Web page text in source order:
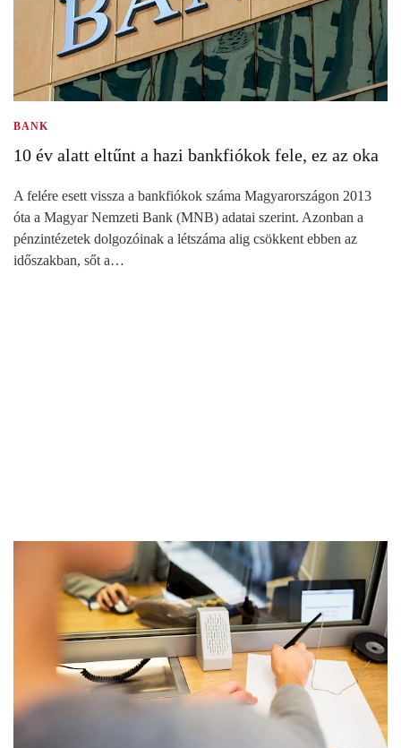
BANK
10 év alatt eltűnt a hazi bankfiókok fele, ez az oka
A felére esett vissza a bankfiókok száma Magyarországon 2013
óta a Magyar Nemzeti Bank (MNB) adatai szerint. Azonban a
pénzintézetek dolgozóinak a létszáma alig csökkent ebben az
időszakban, sőt a…